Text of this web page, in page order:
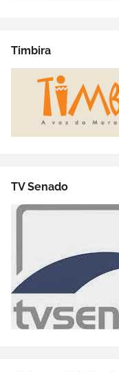
Timbira
TV Senado